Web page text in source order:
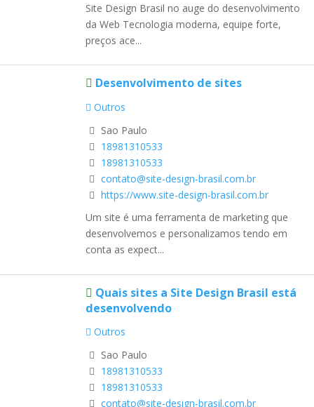
Site Design Brasil no auge do desenvolvimento
da Web Tecnologia moderna, equipe forte,
preços ace...
Desenvolvimento de sites
Outros
Sao Paulo
18981310533
18981310533
contato@site-design-brasil.com.br
https://www.site-design-brasil.com.br
Um site é uma ferramenta de marketing que
desenvolvemos e personalizamos tendo em
conta as expect...
Quais sites a Site Design Brasil está
desenvolvendo
Outros
Sao Paulo
18981310533
18981310533
contato@site-design-brasil.com.br